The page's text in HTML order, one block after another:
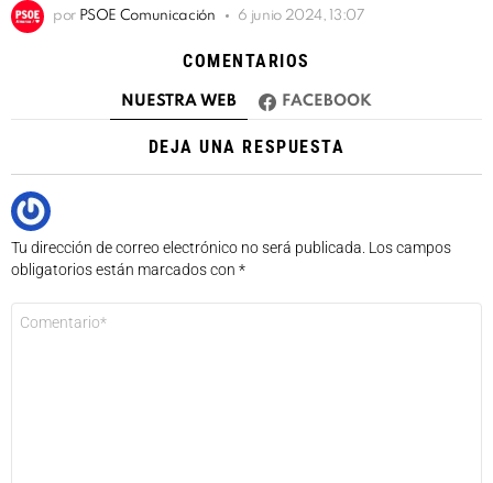
por PSOE Comunicación 6 junio 2024, 13:07
COMENTARIOS
NUESTRA WEB FACEBOOK
DEJA UNA RESPUESTA
Tu dirección de correo electrónico no será publicada. Los campos
obligatorios están marcados con *